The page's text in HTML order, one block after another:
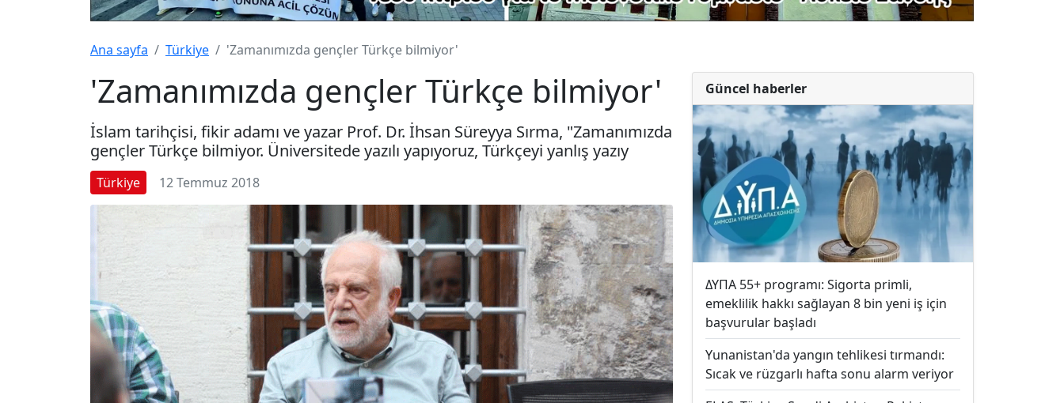
Ana sayfa Türkiye 'Zamanımızda gençler Türkçe bilmiyor'
'Zamanımızda gençler Türkçe bilmiyor'
İslam tarihçisi, fikir adamı ve yazar Prof. Dr. İhsan Süreyya Sırma, "Zamanımızda
gençler Türkçe bilmiyor. Üniversitede yazılı yapıyoruz, Türkçeyi yanlış yazıy
Türkiye 12 Temmuz 2018
Güncel haberler
ΔΥΠΑ 55+ programı: Sigorta primli,
emeklilik hakkı sağlayan 8 bin yeni iş için
başvurular başladı
Yunanistan'da yangın tehlikesi tırmandı:
Sıcak ve rüzgarlı hafta sonu alarm veriyor